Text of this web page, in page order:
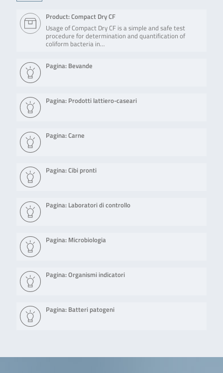
Product: Compact Dry CF
Usage of Compact Dry CF is a simple and safe test
procedure for determination and quantification of
coliform bacteria in…
Pagina: Bevande
Pagina: Prodotti lattiero-caseari
Pagina: Carne
Pagina: Cibi pronti
Pagina: Laboratori di controllo
Pagina: Microbiologia
Pagina: Organismi indicatori
Pagina: Batteri patogeni